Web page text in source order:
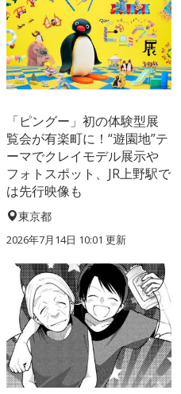
「ピングー」初の体験型展
覧会が有楽町に！“遊園地”テ
ーマでクレイモデル展示や
フォトスポット、JR上野駅で
は先行映像も
東京都
2026年7月14日 10:01 更新